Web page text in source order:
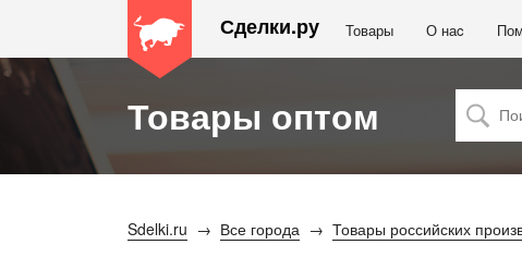
Сделки.ру Товары О наc
Товары оптом
Sdelki.ru Все города Товары российских